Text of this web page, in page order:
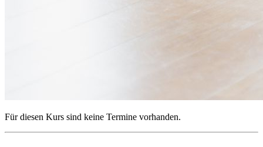
Für diesen Kurs sind keine Termine vorhanden.